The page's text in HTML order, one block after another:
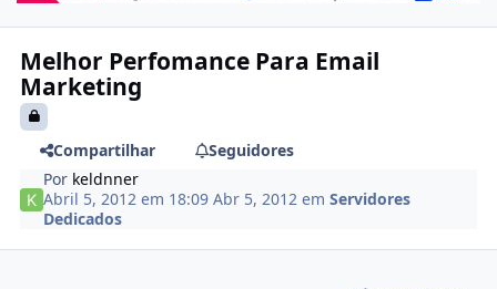
Melhor Perfomance Para Email
Marketing
Compartilhar
Seguidores
Por keldnner
Abril 5, 2012 em 18:09Abr 5, 2012 emServidores
Dedicados